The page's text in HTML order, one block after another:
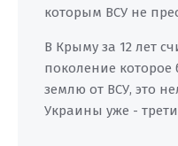
которым ВСУ не
В Крыму за 12 лет
поколение
землю от ВСУ, это
Украины уже -